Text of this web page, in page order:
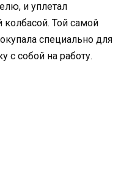
и уплетал
Той самой
специально для
с собой на работу.